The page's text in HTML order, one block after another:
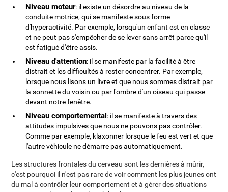
Niveau moteur: il existe un désordre au niveau de la
conduite motrice, qui se manifeste sous forme
d'hyperactivité. Par exemple, lorsqu'un enfant est en classe
et ne peut pas s'empêcher de se lever sans arrêt parce qu'il
est fatigué d'être assis.
Niveau d'attention: il se manifeste par la facilité à être
distrait et les difficultés à rester concentrer. Par exemple,
lorsque nous lisons un livre et que nous sommes distrait par
la sonnette du voisin ou par l'ombre d'un oiseau qui passe
devant notre fenêtre.
Niveau comportemental: il se manifeste à travers des
attitudes impulsives que nous ne pouvons pas contrôler.
Comme par exemple, klaxonner lorsque le feu est vert et que
l'autre véhicule ne démarre pas automatiquement.
Les structures frontales du cerveau sont les dernières à mûrir,
c'est pourquoi il n'est pas rare de voir comment les plus jeunes ont
du mal à contrôler leur comportement et à gérer des situations